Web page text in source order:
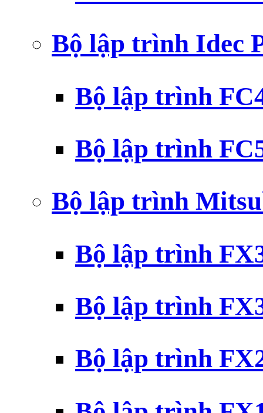
Bộ lập trình Idec
Bộ lập trình
Bộ lập trình
Bộ lập trình
Bộ lập trình
Bộ lập trình
Bộ lập trình